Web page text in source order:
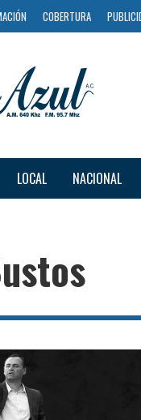
COBERTURA
LOCAL NACIONAL